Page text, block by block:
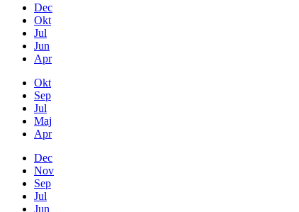
Dec
Okt
Jul
Jun
Apr
Okt
Sep
Jul
Maj
Apr
Dec
Nov
Sep
Jul
Jun